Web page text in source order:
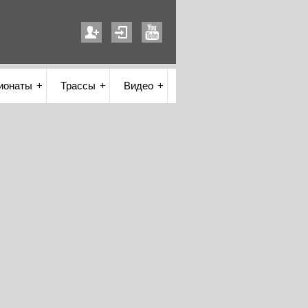
Трассы Видео